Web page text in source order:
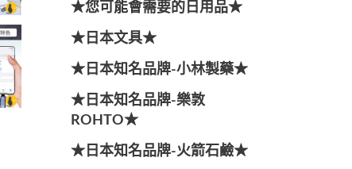
★您可能會需要的日用品★
★日本文具★
★日本知名品牌-小林製藥★
★日本知名品牌-樂敦
ROHTO★
★日本知名品牌-火箭石鹼★